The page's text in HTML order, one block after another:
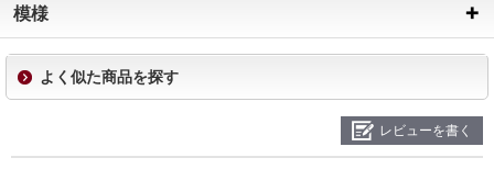
模様
よく似た商品を探す
レビューを書く